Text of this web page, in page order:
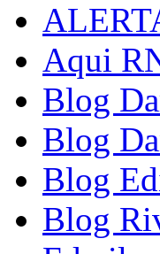
Aqui
Blog
Blog
Blog
Blog